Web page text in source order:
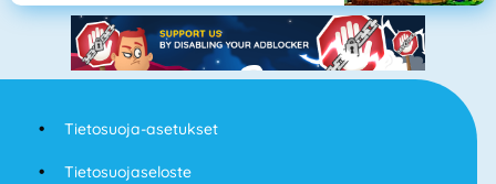
Tietosuoja-asetukset
Tietosuojaseloste